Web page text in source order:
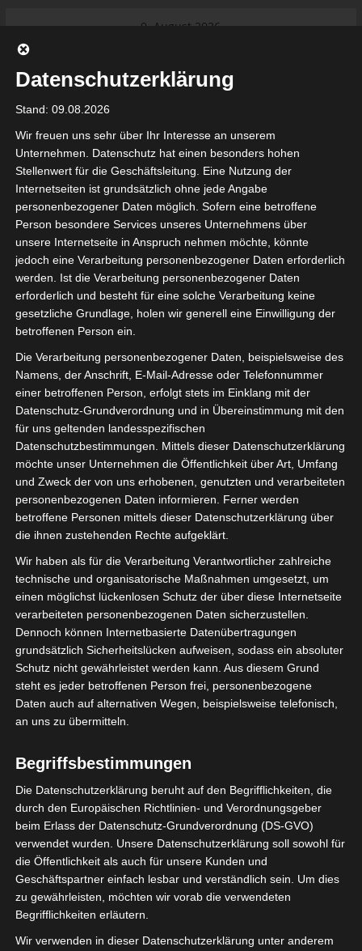
9. August 2026
beginnt am 22. und 23. August
2026 (Update)
Meisterschaft an
Ligue 1 Pro: Spielplan der ersten 15
Spieltage der Saison 2026/2027
Ligue 2 Pro Tunesien 2026/2027 –
Saison beginnt am am 19./20.
September 2026
Internationaler Sportgerichtshof
lehnt Eilverfahren ab – AS Soliman
steuert auf die Ligue 2 zu
tunesienfussball.de
Tunesien Ligafußball
Für die Nutzung von Google Adsense (Google Ireland Limited, Gordon
Barrow Street, Dublin, D04 E5W5, Ireland) benötigen wir laut DSGVO Ihre
Zustimmung. Es werden seitens Google Adsense personenbezogene Daten
erhoben, verarbeitet und gespeichert. Welche Daten genau entnehmen Sie
den Datenschutzbedingungen.
Google Adsenseist deaktiviert. ✓ Erlauben Datenschutzbedingungen
Sie befinden sich hier:Startseite» Spieler»Iheb
Marzouki
Iheb Marzouki
Datenschutzerklärung
Stand: 09.08.2026
Wir freuen uns sehr über Ihr Interesse an unserem
Unternehmen. Datenschutz hat einen besonders hohen
Stellenwert für die Geschäftsleitung. Eine Nutzung der
Internetseiten ist grundsätzlich ohne jede Angabe
personenbezogener Daten möglich. Sofern eine betroffene
Person besondere Services unseres Unternehmens über
unsere Internetseite in Anspruch nehmen möchte, könnte
jedoch eine Verarbeitung personenbezogener Daten erforderlich
werden. Ist die Verarbeitung personenbezogener Daten
erforderlich und besteht für eine solche Verarbeitung keine
gesetzliche Grundlage, holen wir generell eine Einwilligung der
betroffenen Person ein.
Die Verarbeitung personenbezogener Daten, beispielsweise des
Namens, der Anschrift, E-Mail-Adresse oder Telefonnummer
einer betroffenen Person, erfolgt stets im Einklang mit der
Datenschutz-Grundverordnung und in Übereinstimmung mit den
für uns geltenden landesspezifischen
Datenschutzbestimmungen. Mittels dieser Datenschutzerklärung
möchte unser Unternehmen die Öffentlichkeit über Art, Umfang
und Zweck der von uns erhobenen, genutzten und verarbeiteten
personenbezogenen Daten informieren. Ferner werden
betroffene Personen mittels dieser Datenschutzerklärung über
die ihnen zustehenden Rechte aufgeklärt.
Wir haben als für die Verarbeitung Verantwortlicher zahlreiche
technische und organisatorische Maßnahmen umgesetzt, um
einen möglichst lückenlosen Schutz der über diese Internetseite
verarbeiteten personenbezogenen Daten sicherzustellen.
Dennoch können Internetbasierte Datenübertragungen
grundsätzlich Sicherheitslücken aufweisen, sodass ein absoluter
Schutz nicht gewährleistet werden kann. Aus diesem Grund
steht es jeder betroffenen Person frei, personenbezogene
Daten auch auf alternativen Wegen, beispielsweise telefonisch,
an uns zu übermitteln.
Begriffsbestimmungen
Die Datenschutzerklärung beruht auf den Begrifflichkeiten, die
durch den Europäischen Richtlinien- und Verordnungsgeber
beim Erlass der Datenschutz-Grundverordnung (DS-GVO)
verwendet wurden. Unsere Datenschutzerklärung soll sowohl für
die Öffentlichkeit als auch für unsere Kunden und
Geschäftspartner einfach lesbar und verständlich sein. Um dies
zu gewährleisten, möchten wir vorab die verwendeten
Begrifflichkeiten erläutern.
Wir verwenden in dieser Datenschutzerklärung unter anderem